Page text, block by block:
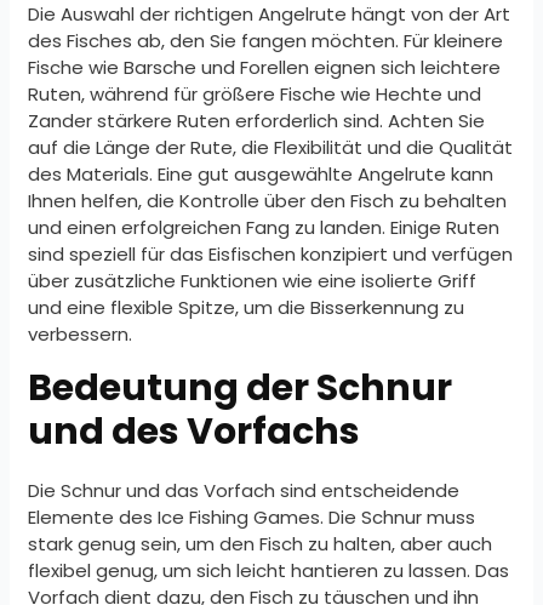
Die Auswahl der richtigen Angelrute hängt von der Art
des Fisches ab, den Sie fangen möchten. Für kleinere
Fische wie Barsche und Forellen eignen sich leichtere
Ruten, während für größere Fische wie Hechte und
Zander stärkere Ruten erforderlich sind. Achten Sie
auf die Länge der Rute, die Flexibilität und die Qualität
des Materials. Eine gut ausgewählte Angelrute kann
Ihnen helfen, die Kontrolle über den Fisch zu behalten
und einen erfolgreichen Fang zu landen. Einige Ruten
sind speziell für das Eisfischen konzipiert und verfügen
über zusätzliche Funktionen wie eine isolierte Griff
und eine flexible Spitze, um die Bisserkennung zu
verbessern.
Bedeutung der Schnur
und des Vorfachs
Die Schnur und das Vorfach sind entscheidende
Elemente des Ice Fishing Games. Die Schnur muss
stark genug sein, um den Fisch zu halten, aber auch
flexibel genug, um sich leicht hantieren zu lassen. Das
Vorfach dient dazu, den Fisch zu täuschen und ihn